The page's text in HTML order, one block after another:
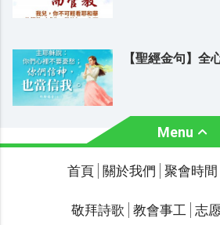
【聖經金句】全
Menu
關於我們 聚會
首頁 關於我們 聚會時間
敬拜詩歌 教會事工 志